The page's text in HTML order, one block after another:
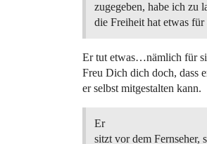
zugegeben, habe ich zu
die Freiheit hat etwas
Er tut etwas…nämlich für
Freu Dich dich doch, dass
er selbst mitgestalten kann.
Er
sitzt vor dem Fernseher,